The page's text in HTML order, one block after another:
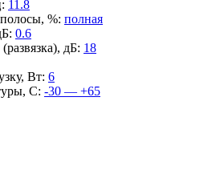
: 11.8
%: полная
: 0.6
дБ: 18
Вт: 6
С: -30 — +65